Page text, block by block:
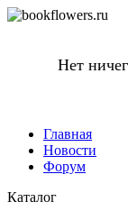
Нет
Главная
Новости
Форум
Каталог